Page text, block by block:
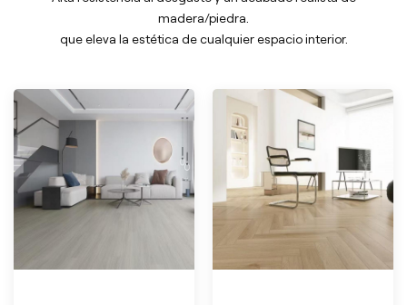
madera/piedra.
que eleva la estética de cualquier espacio interior.